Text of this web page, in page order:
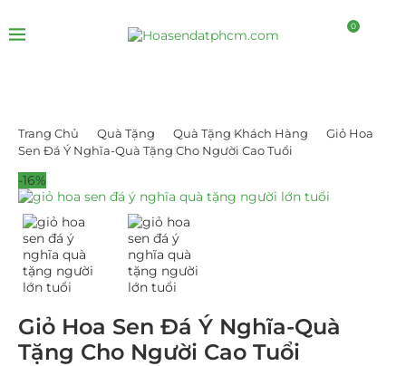
0
Trang Chủ Quà Tặng Quà Tặng Khách Hàng
Giỏ Hoa
Sen Đá Ý Nghĩa-Quà Tặng Cho Người Cao Tuổi
-16%
Giỏ Hoa Sen Đá Ý Nghĩa-Quà
Tặng Cho Người Cao Tuổi